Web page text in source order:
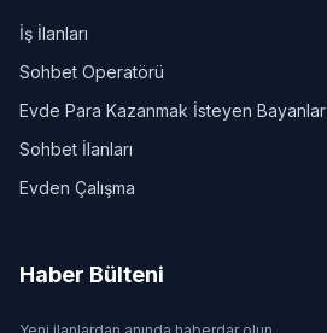
İş İlanları
Sohbet Operatörü
Evde Para Kazanmak İsteyen Bayanlar
Sohbet İlanları
Evden Çalışma
Haber Bülteni